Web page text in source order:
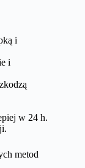
i
i
w 24 h.
metod